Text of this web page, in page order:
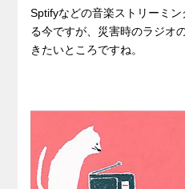
Sptifyなどの音楽ストリーミ
る今ですが、災害時のラジオ
きたいところですね。